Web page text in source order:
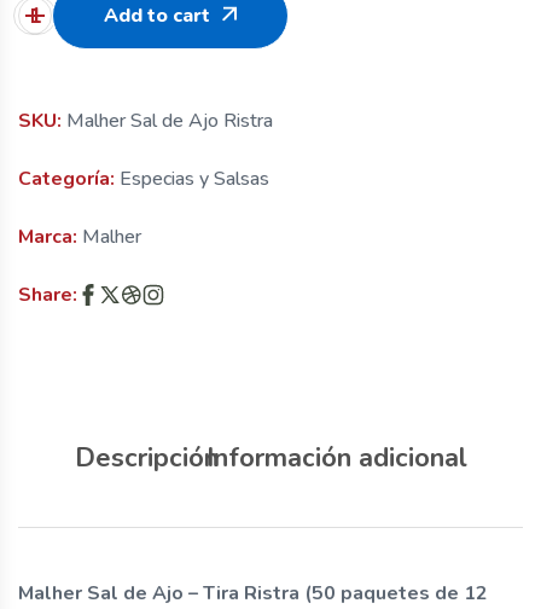
Add to cart
SKU: Malher Sal de Ajo Ristra
Categoría: Especias y Salsas
Marca: Malher
Share:
DescripciónInformación adicional
Malher Sal de Ajo – Tira Ristra (50 paquetes de 12